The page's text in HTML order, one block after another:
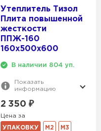
Утеплитель Тизол
Плита повышенной
жесткости
ППЖ-160
160х500х600
В наличии 804 уп.
Показать
информацию
2 350 ₽
Цена за
УПАКОВКУ М2 М3